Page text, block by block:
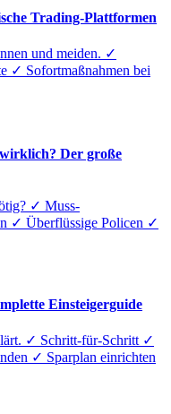
Trading-Plattformen
und meiden. ✓
✓ Sofortmaßnahmen bei
Der große
✓ Muss-
✓ Überflüssige Policen ✓
Einsteigerguide
✓ Schritt-für-Schritt ✓
✓ Sparplan einrichten